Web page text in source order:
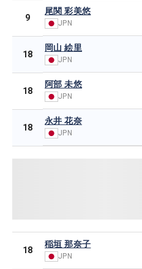
9
尾関 彩美悠
JPN
18
岡山 絵里
JPN
18
阿部 未悠
JPN
18
永井 花奈
JPN
18
稲垣 那奈子
JPN